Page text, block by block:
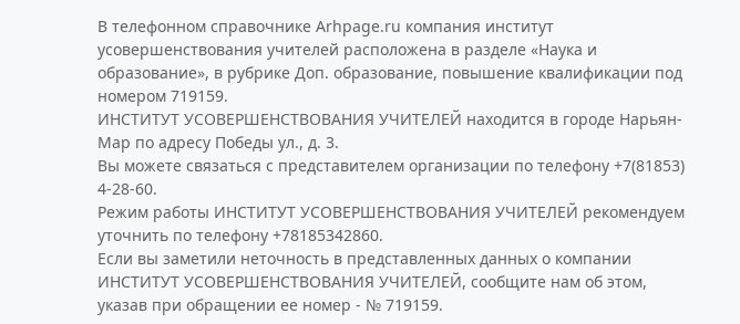
В телефонном справочнике Arhpage.ru компания институт
усовершенствования учителей расположена в разделе «Наука и
образование», в рубрике Доп. образование, повышение квалификации под
номером 719159.
ИНСТИТУТ УСОВЕРШЕНСТВОВАНИЯ УЧИТЕЛЕЙ находится в городе Нарьян-
Мар по адресу Победы ул., д. 3.
Вы можете связаться с представителем организации по телефону +7(81853)
4-28-60.
Режим работы ИНСТИТУТ УСОВЕРШЕНСТВОВАНИЯ УЧИТЕЛЕЙ рекомендуем
уточнить по телефону +78185342860.
Если вы заметили неточность в представленных данных о компании
ИНСТИТУТ УСОВЕРШЕНСТВОВАНИЯ УЧИТЕЛЕЙ, сообщите нам об этом,
указав при обращении ее номер - № 719159.